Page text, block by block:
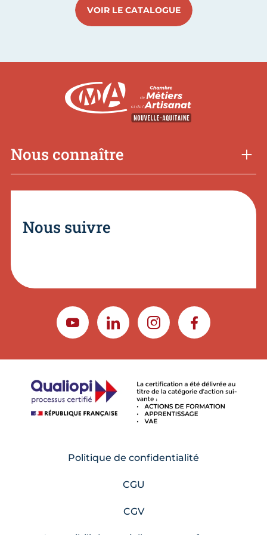
VOIR LE CATALOGUE
Nous connaître
Nous suivre
YOUTUBELINKEDININSTAGRAMFACEBOOK
Politique de confidentialité
CGU
CGV